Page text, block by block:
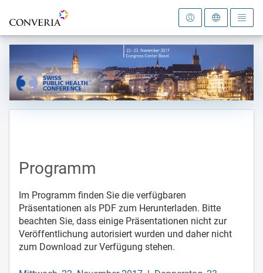
Zur Startseite
Programm
Im Programm finden Sie die verfügbaren
Präsentationen als PDF zum Herunterladen. Bitte
beachten Sie, dass einige Präsentationen nicht zur
Veröffentlichung autorisiert wurden und daher nicht
zum Download zur Verfügung stehen.